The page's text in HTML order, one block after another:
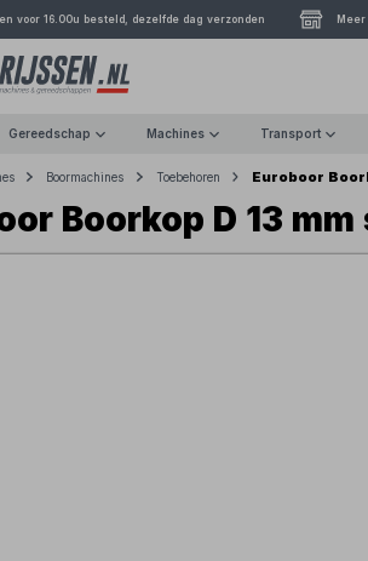
voor 16.00u besteld, dezelfde dag verzonden
Gereedschap Machines Transport
Boormachines Toebehoren Euroboor
Boorkop D 13